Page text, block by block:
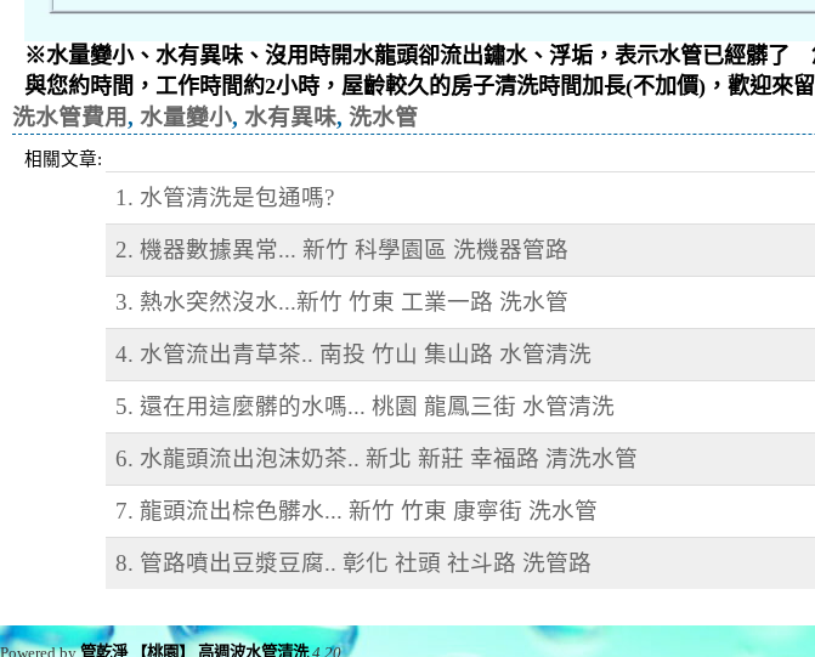
※水量變小、水有異味、沒用時開水龍頭卻流出鏽水、浮垢，表示水管已經髒
與您約時間，工作時間約2小時，屋齡較久的房子清洗時間加長(不加價)，歡迎來留
洗水管費用, 水量變小, 水有異味, 洗水管
相關文章:
1. 水管清洗是包通嗎?
2. 機器數據異常... 新竹 科學園區 洗機器管路
3. 熱水突然沒水...新竹 竹東 工業一路 洗水管
4. 水管流出青草茶.. 南投 竹山 集山路 水管清洗
5. 還在用這麼髒的水嗎... 桃園 龍鳳三街 水管清洗
6. 水龍頭流出泡沫奶茶.. 新北 新莊 幸福路 清洗水管
7. 龍頭流出棕色髒水... 新竹 竹東 康寧街 洗水管
8. 管路噴出豆漿豆腐.. 彰化 社頭 社斗路 洗管路
Powered by管乾淨 【桃園】 高週波水管清洗 4.20